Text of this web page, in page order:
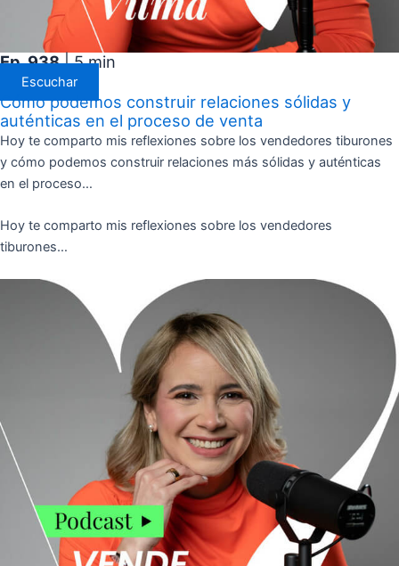
Ep. 938| 5 min
Escuchar
Cómo podemos construir relaciones sólidas y
auténticas en el proceso de venta
Hoy te comparto mis reflexiones sobre los vendedores tiburones
y cómo podemos construir relaciones más sólidas y auténticas
en el proceso…
Hoy te comparto mis reflexiones sobre los vendedores
tiburones…